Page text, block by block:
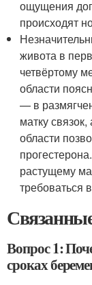
ощущения
происходят
живота в
четвёртому
области
— в
матку
области
растущему
требоваться
Вопрос 1:
сроках